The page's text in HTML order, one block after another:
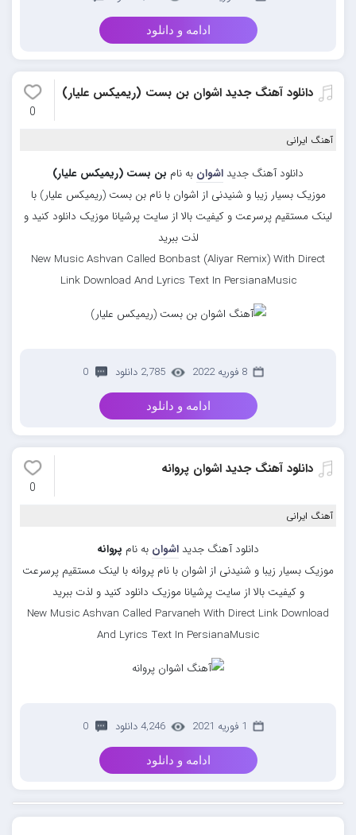
ادامه و دانلود
دانلود آهنگ جدید اشوان بن بست (ریمیکس علیار)
0
آهنگ ایرانی
دانلود آهنگ جدید اشوان به نام بن بست (ریمیکس علیار)
موزیک بسیار زیبا و شنیدنی از اشوان با نام بن بست (ریمیکس علیار) با
لینک مستقیم پرسرعت و کیفیت بالا از سایت پرشیانا موزیک دانلود کنید و
لذت ببرید
New Music Ashvan Called Bonbast (Aliyar Remix) With Direct
Link Download And Lyrics Text In PersianaMusic
8 فوریه 2022 2,785 دانلود 0
ادامه و دانلود
دانلود آهنگ جدید اشوان پروانه
0
آهنگ ایرانی
دانلود آهنگ جدید اشوان به نام پروانه
موزیک بسیار زیبا و شنیدنی از اشوان با نام پروانه با لینک مستقیم پرسرعت
و کیفیت بالا از سایت پرشیانا موزیک دانلود کنید و لذت ببرید
New Music Ashvan Called Parvaneh With Direct Link Download
And Lyrics Text In PersianaMusic
1 فوریه 2021 4,246 دانلود 0
ادامه و دانلود